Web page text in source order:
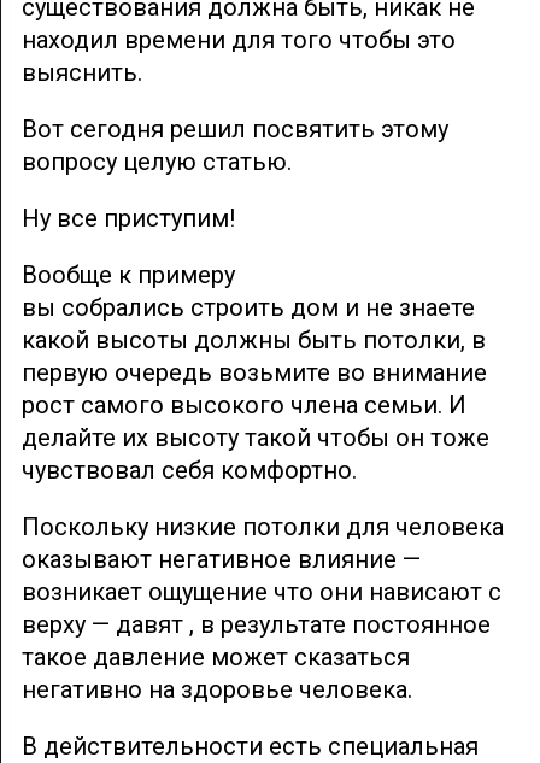
существования должна быть, никак не
находил времени для того чтобы это
выяснить.
Вот сегодня решил посвятить этому
вопросу целую статью.
Ну все приступим!
Вообще к примеру
вы собрались строить дом и не знаете
какой высоты должны быть потолки, в
первую очередь возьмите во внимание
рост самого высокого члена семьи. И
делайте их высоту такой чтобы он тоже
чувствовал себя комфортно.
Поскольку низкие потолки для человека
оказывают негативное влияние —
возникает ощущение что они нависают с
верху — давят , в результате постоянное
такое давление может сказаться
негативно на здоровье человека.
В действительности есть специальная